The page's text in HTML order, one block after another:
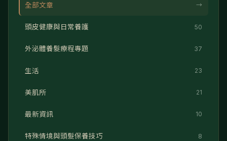
全部文章 →
頭皮健康與日常養護 50
外泌體養髮療程專題 37
生活 23
美肌所 21
最新資訊 10
特殊情境與頭髮保養技巧 8